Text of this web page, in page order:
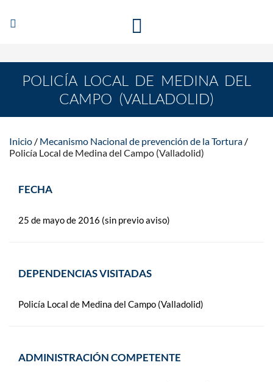
Abrir/Cerrar
navegación
POLICÍA LOCAL DE MEDINA DEL
CAMPO (VALLADOLID)
Inicio
Mecanismo Nacional de prevención de la Tortura
Policía Local de Medina del Campo (Valladolid)
FECHA
25 de mayo de 2016 (sin previo aviso)
DEPENDENCIAS VISITADAS
Policía Local de Medina del Campo (Valladolid)
ADMINISTRACIÓN COMPETENTE